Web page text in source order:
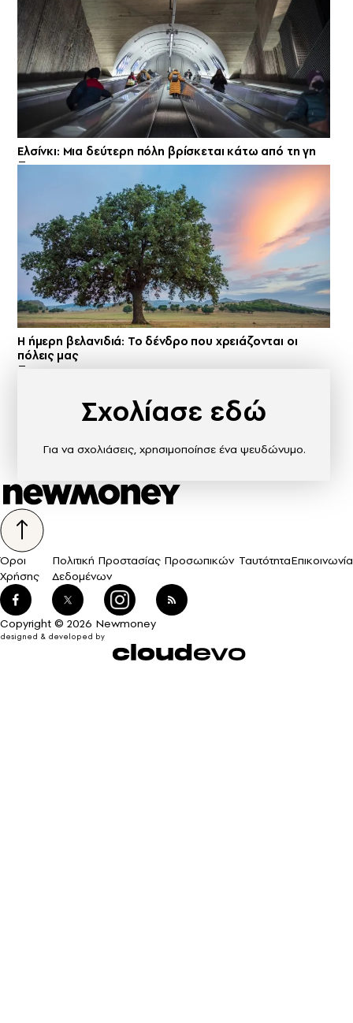
Ελσίνκι: Mια δεύτερη πόλη βρίσκεται κάτω από τη γη
Η ήμερη βελανιδιά: Το δένδρο που χρειάζονται οι
πόλεις μας
Σχολίασε εδώ
Για να σχολιάσεις, χρησιμοποίησε ένα ψευδώνυμο.
Όροι
Χρήσης
Πολιτική Προστασίας Προσωπικών
Δεδομένων
ΤαυτότηταΕπικοινωνία
Copyright © 2026 Newmoney
designed & developed by